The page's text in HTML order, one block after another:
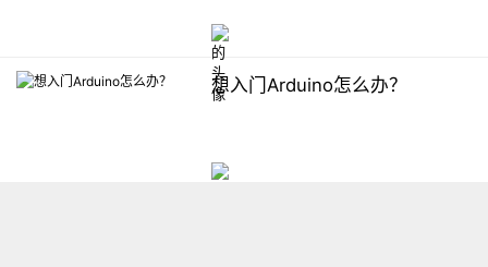
想入门Arduino怎么办？